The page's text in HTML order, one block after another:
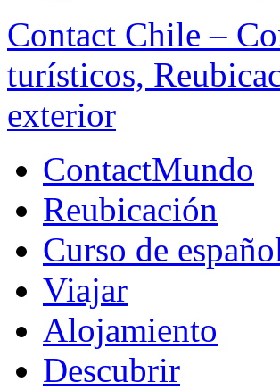
Contact Chile –
turísticos,
exterior
ContactMundo
Reubicación
Curso de
Viajar
Alojamiento
Descubrir